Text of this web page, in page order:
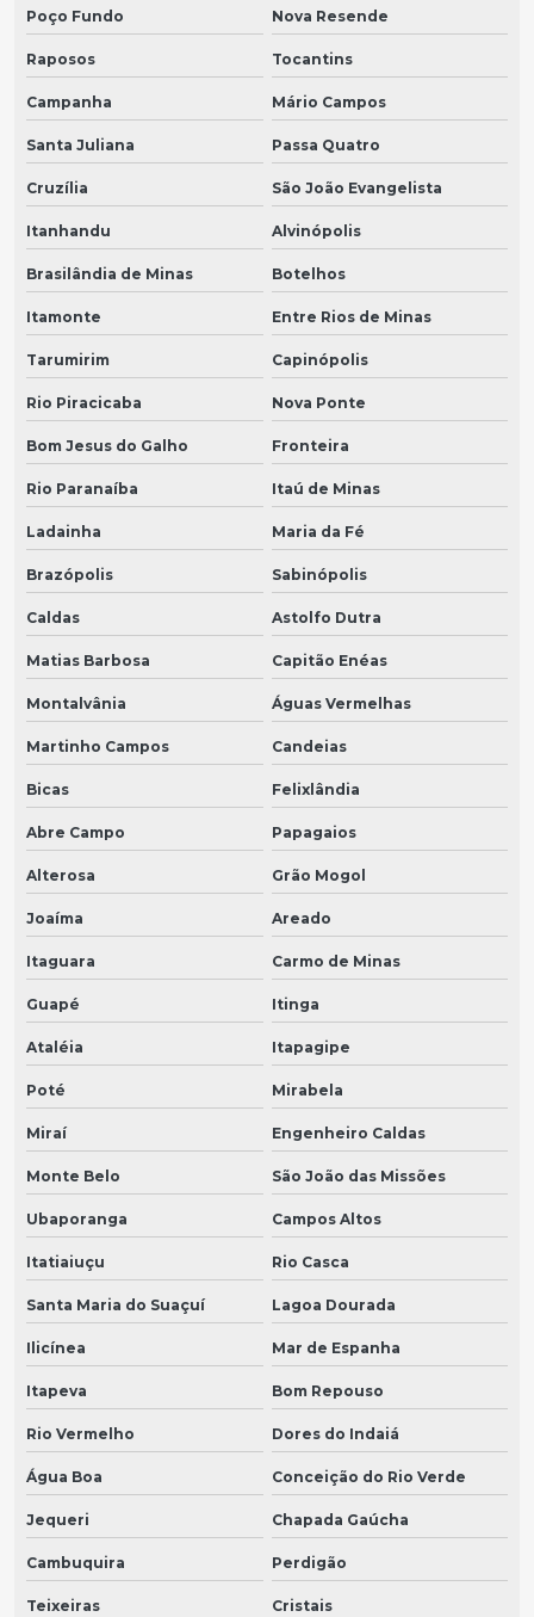
Poço Fundo Nova Resende
Raposos Tocantins
Campanha Mário Campos
Santa Juliana Passa Quatro
Cruzília São João Evangelista
Itanhandu Alvinópolis
Brasilândia de Minas Botelhos
Itamonte Entre Rios de Minas
Tarumirim Capinópolis
Rio Piracicaba Nova Ponte
Bom Jesus do Galho Fronteira
Rio Paranaíba Itaú de Minas
Ladainha Maria da Fé
Brazópolis Sabinópolis
Caldas Astolfo Dutra
Matias Barbosa Capitão Enéas
Montalvânia Águas Vermelhas
Martinho Campos Candeias
Bicas Felixlândia
Abre Campo Papagaios
Alterosa Grão Mogol
Joaíma Areado
Itaguara Carmo de Minas
Guapé Itinga
Ataléia Itapagipe
Poté Mirabela
Miraí Engenheiro Caldas
Monte Belo São João das Missões
Ubaporanga Campos Altos
Itatiaiuçu Rio Casca
Santa Maria do Suaçuí Lagoa Dourada
Ilicínea Mar de Espanha
Itapeva Bom Repouso
Rio Vermelho Dores do Indaiá
Água Boa Conceição do Rio Verde
Jequeri Chapada Gaúcha
Cambuquira Perdigão
Teixeiras Cristais